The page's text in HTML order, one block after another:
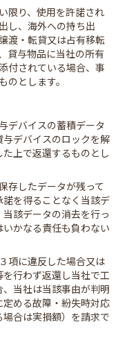
限り、使用を許諾され
し、海外への持ち出
渡・転貸又は占有移転
貸与物品に当社の所有
付されている場合、事
とします。
デバイスの蓄積データ
デバイスのロックを解
上で返還するものとし
存したデータが残って
を得ることなく当該デ
該データの消去を行っ
かなる責任も負わない
項に違反した場合又は
行わず返還し当社で工
当社は当該事由が判明
める故障・紛失時対応
合は実損額）を請求で